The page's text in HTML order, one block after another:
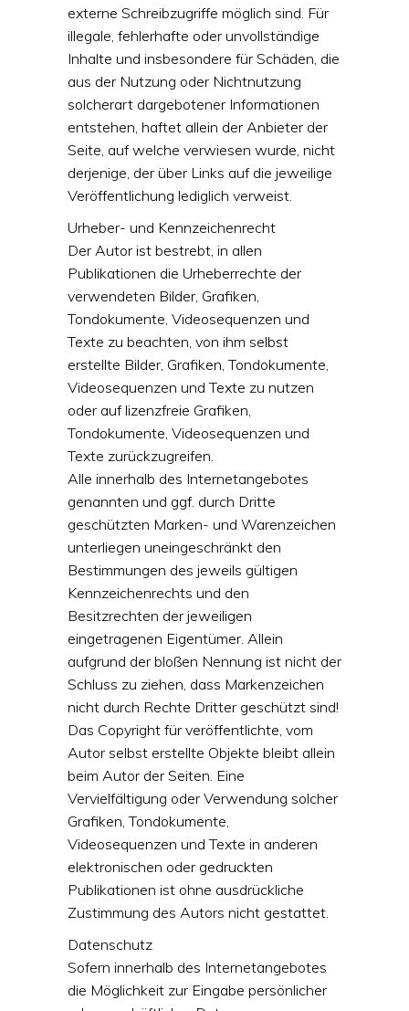
externe Schreibzugriffe möglich sind. Für
illegale, fehlerhafte oder unvollständige
Inhalte und insbesondere für Schäden, die
aus der Nutzung oder Nichtnutzung
solcherart dargebotener Informationen
entstehen, haftet allein der Anbieter der
Seite, auf welche verwiesen wurde, nicht
derjenige, der über Links auf die jeweilige
Veröffentlichung lediglich verweist.
Urheber- und Kennzeichenrecht
Der Autor ist bestrebt, in allen
Publikationen die Urheberrechte der
verwendeten Bilder, Grafiken,
Tondokumente, Videosequenzen und
Texte zu beachten, von ihm selbst
erstellte Bilder, Grafiken, Tondokumente,
Videosequenzen und Texte zu nutzen
oder auf lizenzfreie Grafiken,
Tondokumente, Videosequenzen und
Texte zurückzugreifen.
Alle innerhalb des Internetangebotes
genannten und ggf. durch Dritte
geschützten Marken- und Warenzeichen
unterliegen uneingeschränkt den
Bestimmungen des jeweils gültigen
Kennzeichenrechts und den
Besitzrechten der jeweiligen
eingetragenen Eigentümer. Allein
aufgrund der bloßen Nennung ist nicht der
Schluss zu ziehen, dass Markenzeichen
nicht durch Rechte Dritter geschützt sind!
Das Copyright für veröffentlichte, vom
Autor selbst erstellte Objekte bleibt allein
beim Autor der Seiten. Eine
Vervielfältigung oder Verwendung solcher
Grafiken, Tondokumente,
Videosequenzen und Texte in anderen
elektronischen oder gedruckten
Publikationen ist ohne ausdrückliche
Zustimmung des Autors nicht gestattet.
Datenschutz
Sofern innerhalb des Internetangebotes
die Möglichkeit zur Eingabe persönlicher